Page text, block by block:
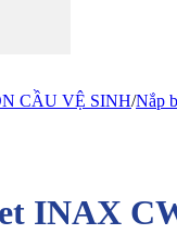
CẦU VỆ SINH/Nắp
INAX